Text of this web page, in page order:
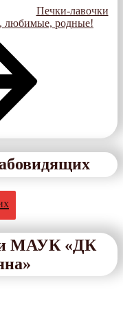
Печки-лавочки
любимые, родные!
МАУК «ДК